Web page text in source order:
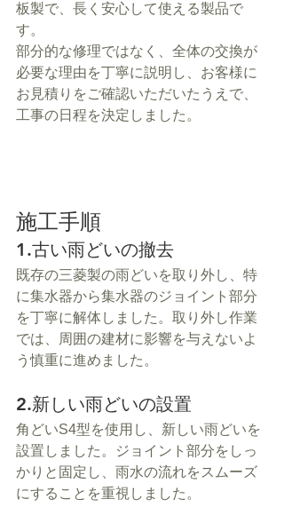
板製で、長く安心して使える製品で
す。
部分的な修理ではなく、全体の交換が
必要な理由を丁寧に説明し、お客様に
お見積りをご確認いただいたうえで、
工事の日程を決定しました。
施工手順
1.古い雨どいの撤去
既存の三菱製の雨どいを取り外し、特
に集水器から集水器のジョイント部分
を丁寧に解体しました。取り外し作業
では、周囲の建材に影響を与えないよ
う慎重に進めました。
2.新しい雨どいの設置
角どいS4型を使用し、新しい雨どいを
設置しました。ジョイント部分をしっ
かりと固定し、雨水の流れをスムーズ
にすることを重視しました。